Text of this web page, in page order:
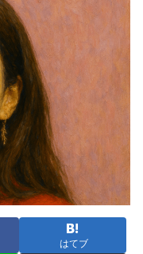
はてブ